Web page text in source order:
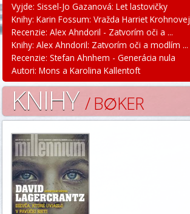
Vyjde: Sissel-Jo Gazanová: Let lastovičky
Knihy: Karin Fossum: Vražda Harriet Krohnovej
Recenzie: Alex Ahndoril - Zatvorím oči a ...
Knihy: Alex Ahndoril: Zatvorím oči a modlím ...
Recenzie: Stefan Ahnhem - Generácia nula
Autori: Mons a Karolina Kallentoft
KNIHY/ B∅KER